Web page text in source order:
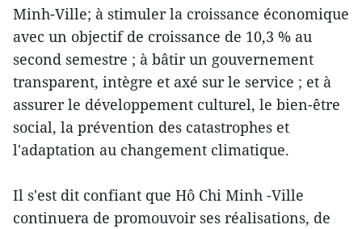
Minh-Ville; à stimuler la croissance économique
avec un objectif de croissance de 10,3 % au
second semestre ; à bâtir un gouvernement
transparent, intègre et axé sur le service ; et à
assurer le développement culturel, le bien-être
social, la prévention des catastrophes et
l'adaptation au changement climatique.
Il s'est dit confiant que Hô Chi Minh -Ville
continuera de promouvoir ses réalisations, de